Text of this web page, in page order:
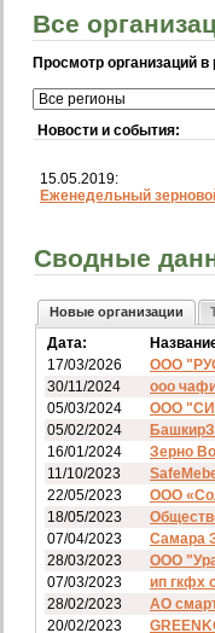
Все
Просмотр организаций
Новости и события:
15.05.2019:
Еженедельный
Сводные
Новые организации
Дата:
17/03/2026
ООО
30/11/2024
ооо
05/03/2024
ООО
05/02/2024
16/01/2024
Зерно
11/10/2023
22/05/2023
ООО
18/05/2023
07/04/2023
Самара
28/03/2023
ООО
07/03/2023
ип гкфх
28/02/2023
АО
20/02/2023